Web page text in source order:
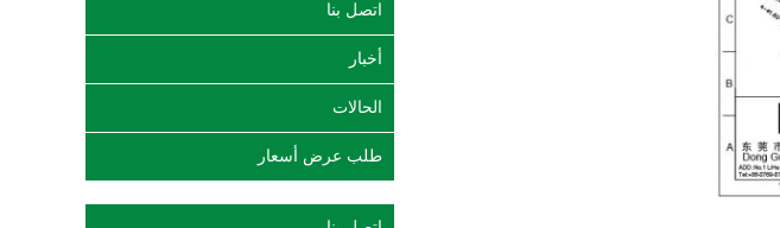
اتصل بنا
أخبار
الحالات
طلب عرض أسعار